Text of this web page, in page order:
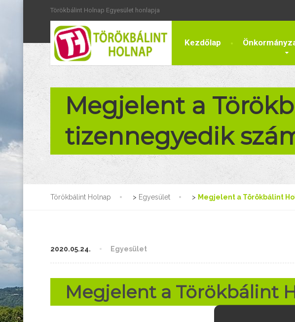
Törökbálint Holnap Egyesület honlapja
Kezdőlap
Megjelent a
tizennegyedik
Törökbálint Holnap > Egyesület > Megjelent a Törökbálint
2020.05.24. Egyesület
Megjelent a Törökbálint